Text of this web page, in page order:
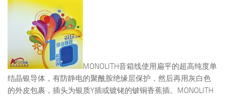
MONOLITH音箱线使用扁平的超高纯度单
结晶银导体，有防静电的聚酰胺绝缘层保护，然后再用灰白色
的外皮包裹，插头为银质Y插或镀铑的铍铜香蕉插。MONOLITH